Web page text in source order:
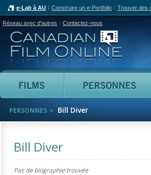
e-Lab à AU Construire un e-Portfolio Trouver des
Réseau avec d'autres Contactez-nous
Films
PERSONNES Bill Diver
Bill Diver
Pas de biographie trouvée